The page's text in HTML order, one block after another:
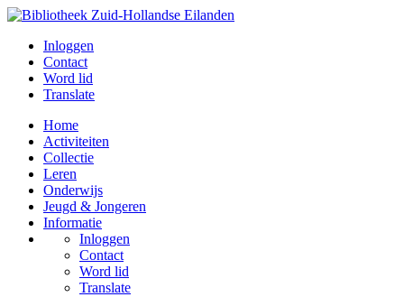
Inloggen
Contact
Word lid
Translate
Home
Activiteiten
Collectie
Leren
Onderwijs
Jeugd & Jongeren
Informatie
Inloggen
Contact
Word lid
Translate